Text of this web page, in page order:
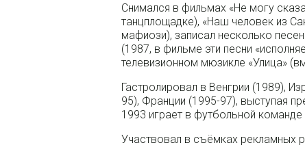
Снимался в фильмах «Не могу
танцплощадке), «Наш человек из
мафиози), записал несколько
(1987, в фильме эти песни
телевизионном мюзикле «Улица»
Гастролировал в Венгрии (1989),
95), Франции (1995-97), выступая
1993 играет в футбольной команде
Участвовал в съёмках рекламных